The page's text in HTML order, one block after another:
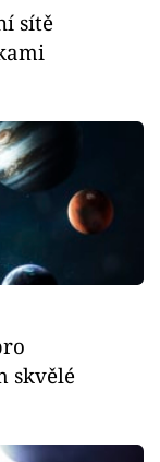
sítě
skvělé